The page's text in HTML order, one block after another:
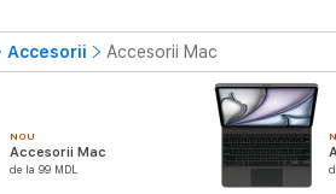
Accesorii Accesorii Mac
NOU
Accesorii Mac
de la 99 MDL